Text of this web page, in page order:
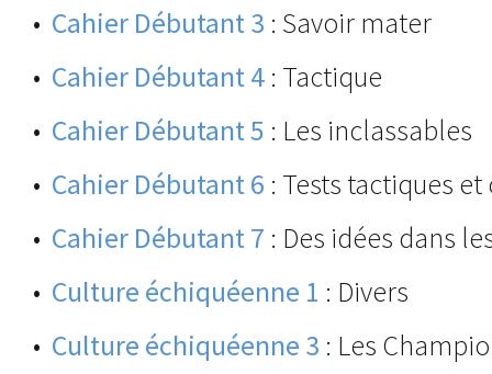
• Cahier Débutant 3 : Savoir mater
• Cahier Débutant 4 : Tactique
• Cahier Débutant 5 : Les inclassables
• Cahier Débutant 6 : Tests tactiques
• Cahier Débutant 7 : Des idées dans
• Culture échiquéenne 1 : Divers
• Culture échiquéenne 3 : Les